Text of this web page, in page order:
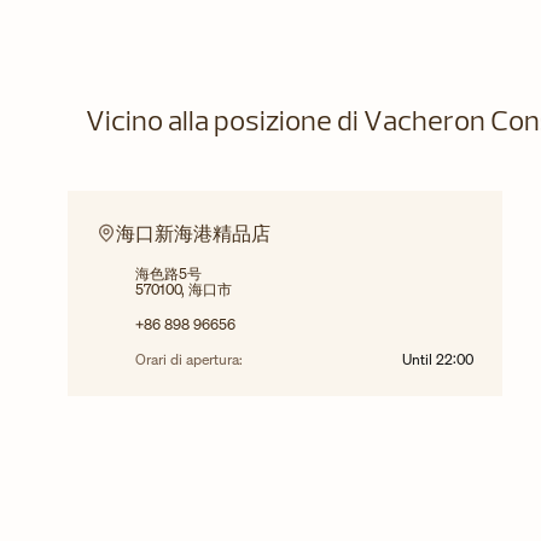
Vicino alla posizione di Vacheron
海口新海港精品店
海色路5号
570100, 海口市
+86 898 96656
Orari di apertura:
Until 22:00